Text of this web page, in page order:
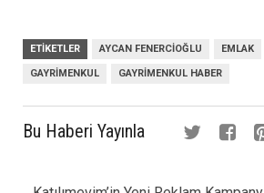
ETIKETLER AYCAN FENERCIOĞLU EMLAK
GAYRIMENKUL GAYRIMENKUL HABER
Bu Haberi Yayınla